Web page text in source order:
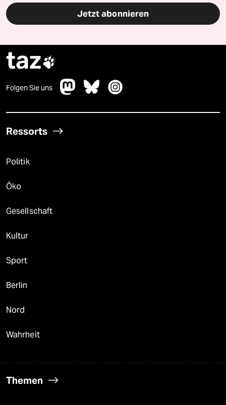
Jetzt abonnieren
taz
Folgen Sie uns
Ressorts
Politik
Öko
Gesellschaft
Kultur
Sport
Berlin
Nord
Wahrheit
Themen